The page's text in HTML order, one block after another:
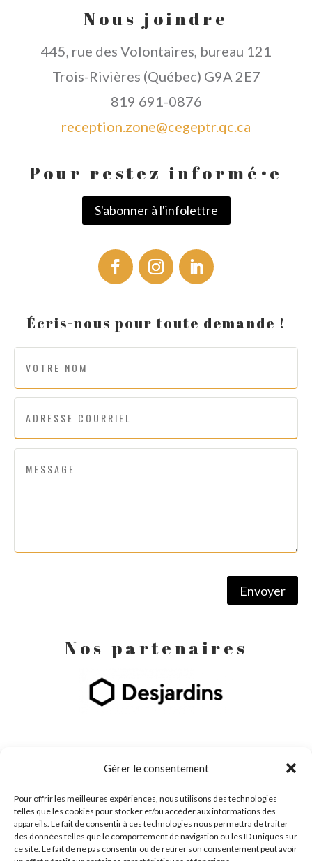
Gérer le consentement
Pour offrir les meilleures expériences, nous utilisons des technologies
telles que les cookies pour stocker et/ou accéder aux informations des
appareils. Le fait de consentir à ces technologies nous permettra de traiter
des données telles que le comportement de navigation ou les ID uniques sur
ce site. Le fait de ne pas consentir ou de retirer son consentement peut avoir
Nous joindre
445, rue des Volontaires, bureau 121
Trois-Rivières (Québec) G9A 2E7
819 691-0876
reception.zone@cegeptr.qc.ca
Pour restez informé ·e
S'abonner à l'infolettre
Écris-nous pour toute demande !
Envoyer
Nos partenaires